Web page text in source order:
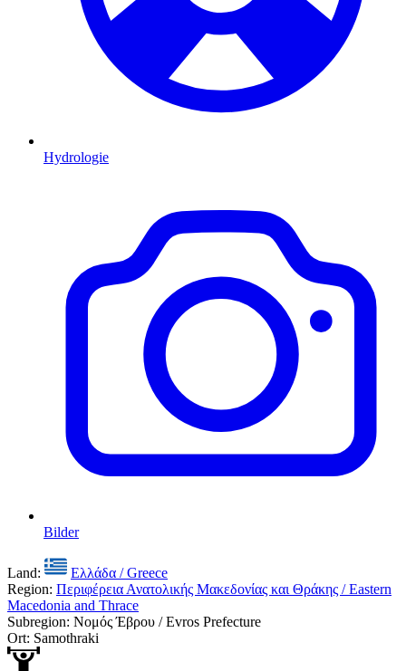
Hydrologie
Bilder
Land:
Ελλάδα / Greece
Region: Περιφέρεια Ανατολικής Μακεδονίας και Θράκης / Eastern
Macedonia and Thrace
Subregion: Νομός Έβρου / Evros Prefecture
Ort: Samothraki